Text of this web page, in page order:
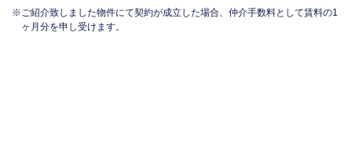
ご紹介致しました物件にて契約が成立した場合、仲介手数料として賃料の1
ヶ月分を申し受けます。